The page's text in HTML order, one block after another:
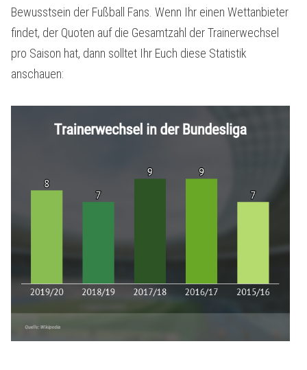
Bewusstsein der Fußball Fans. Wenn Ihr einen Wettanbieter
findet, der Quoten auf die Gesamtzahl der Trainerwechsel
pro Saison hat, dann solltet Ihr Euch diese Statistik
anschauen: